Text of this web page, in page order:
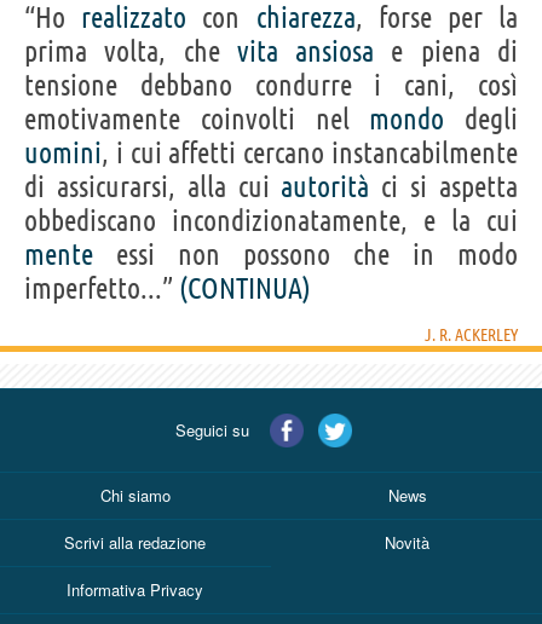
“Il cane ha un solo scopo nella vita: donare il suo
cuore.”
J. R. ACKERLEY
Condividi Tweet
Personaggi affini per PROFESSIONE CONTENUTI
“Ho realizzato con chiarezza, forse per la
prima volta, che vita ansiosa e piena di
tensione debbano condurre i cani, così
emotivamente coinvolti nel mondo degli
uomini, i cui affetti cercano instancabilmente
di assicurarsi, alla cui autorità ci si aspetta
obbediscano incondizionatamente, e la cui
mente essi non possono che in modo
imperfetto...” (CONTINUA)
J. R. ACKERLEY
Seguici su
Chi siamo News
Scrivi alla redazione Novità
Informativa Privacy